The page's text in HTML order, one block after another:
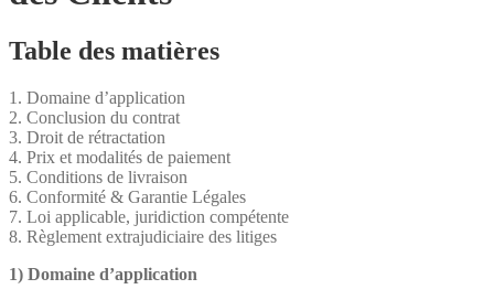
Table des matières
1. Domaine d’application
2. Conclusion du contrat
3. Droit de rétractation
4. Prix et modalités de paiement
5. Conditions de livraison
6. Conformité & Garantie Légales
7. Loi applicable, juridiction compétente
8. Règlement extrajudiciaire des litiges
1) Domaine d’application